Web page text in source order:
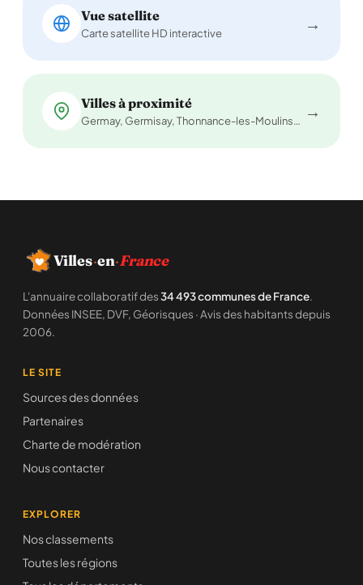
Vue satellite
Carte satellite HD interactive →
Villes à proximité
Germay, Germisay, Thonnance-les-Moulins… →
Villes·en·France
L'annuaire collaboratif des34 493 communes de France.
Données INSEE, DVF, Géorisques · Avis des habitants depuis
2006.
LE SITE
Sources des données
Partenaires
Charte de modération
Nous contacter
EXPLORER
Nos classements
Toutes les régions